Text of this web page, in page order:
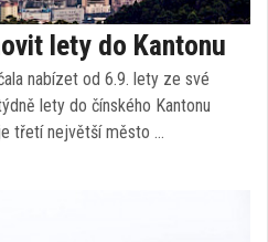
lety do Kantonu
nabízet od 6.9. lety ze své
lety do čínského Kantonu
třetí největší město …